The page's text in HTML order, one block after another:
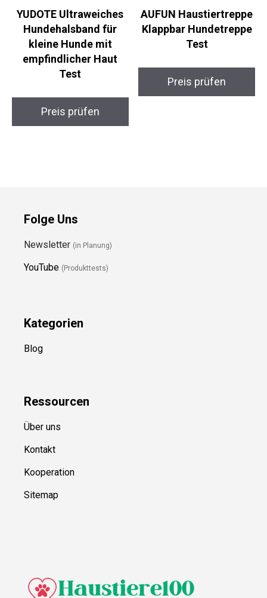
YUDOTE Ultraweiches
Hundehalsband für
kleine Hunde mit
empfindlicher Haut
Test
Preis prüfen
AUFUN Haustiertreppe
Klappbar Hundetreppe
Test
Preis prüfen
Folge Uns
Newsletter (in Planung)
YouTube (Produkttests)
Kategorien
Blog
Ressourcen
Über uns
Kontakt
Kooperation
Sitemap